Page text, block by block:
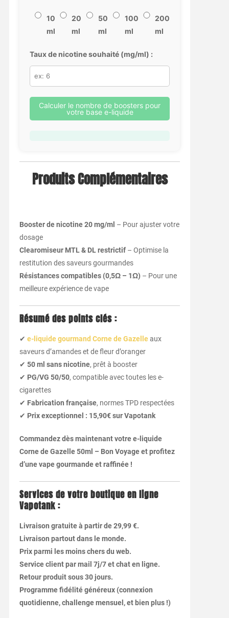
10
ml
20
ml
50
ml
100
ml
200
ml
Taux de nicotine souhaité (mg/ml) :
Calculer le nombre de boosters pour
votre base e-liquide
Produits Complémentaires
Booster de nicotine 20 mg/ml – Pour ajuster votre
dosage
Clearomiseur MTL & DL restrictif– Optimise la
restitution des saveurs gourmandes
Résistances compatibles (0,5Ω – 1Ω) – Pour une
meilleure expérience de vape
Résumé des points clés :
✔ e-liquide gourmand Corne de Gazelleaux
saveurs d’amandes et de fleur d’oranger
✔ 50 ml sans nicotine, prêt à booster
✔ PG/VG 50/50, compatible avec toutes les e-
cigarettes
✔ Fabrication française, normes TPD respectées
✔ Prix exceptionnel : 15,90€ sur Vapotank
Commandez dès maintenant votre e-liquide
Corne de Gazelle 50ml – Bon Voyage et profitez
d’une vape gourmande et raffinée !
Services de votre boutique en ligne
Vapotank :
Livraison gratuite à partir de 29,99 €.
Livraison partout dans le monde.
Prix parmi les moins chers du web.
Service client par mail 7j/7 et chat en ligne.
Retour produit sous 30 jours.
Programme fidélité généreux (connexion
quotidienne, challenge mensuel, et bien plus !)